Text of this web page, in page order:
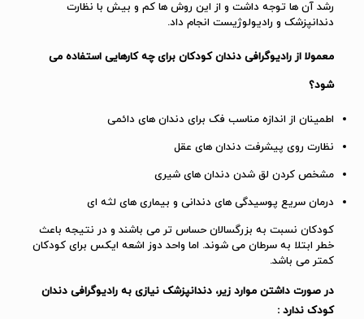
رشد آن ها توجه داشت و از این روش ها کم و بیش با نظارت
دندانپزشک و رادیولوژیست انجام داد.
معمولا از رادیوگرافی دندان کودکان برای چه کارهایی استفاده می
شود؟
اطمینان از اندازه مناسب فک برای دندان های دائمی
نظارت روی پیشرفت دندان های عقل
مشخص کردن لق شدن دندان های شیری
درمان سریع پوسیدگی های دندانی و بیماری های لثه ای
کودکان نسبت به بزرگسالان حساس تر می باشند و در نتیجه باعث
خطر ابتلا به سرطان می شوند. اما واحد دوز اشعه ایکس برای کودکان
کمتر می باشد.
در صورت داشتن موارد زیر، دندانپزشک نیازی به رادیوگرافی دندان
کودک ندارد :